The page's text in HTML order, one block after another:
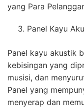
yang Para
Panel Kayu
Panel kayu akustik
kebisingan yang
musisi, dan
Panel yang
menyerap dan